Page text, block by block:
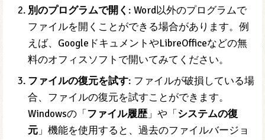
別のプログラムで開く : Word以外のプログラムで
ファイルを開くことができる場合があります。例
えば、GoogleドキュメントやLibreOfficeなどの無
料のオフィスソフトで開いてみてください。
ファイルの復元を試す: ファイルが破損している場
合、ファイルの復元を試すことができます。
Windowsの「 ファイル履歴」や「 システムの復
元 」機能を使用すると、過去のファイルバージョ